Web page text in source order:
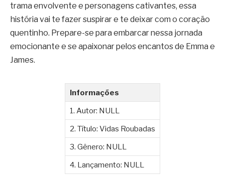
trama envolvente e personagens cativantes, essa
história vai te fazer suspirar e te deixar com o coração
quentinho. Prepare-se para embarcar nessa jornada
emocionante e se apaixonar pelos encantos de Emma e
James.
Informações
1. Autor: NULL
2. Título: Vidas Roubadas
3. Gênero: NULL
4. Lançamento: NULL